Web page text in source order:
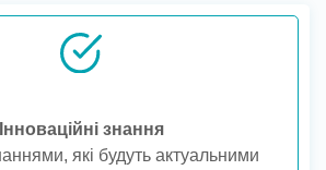
Інноваційні знання
які будуть актуальними